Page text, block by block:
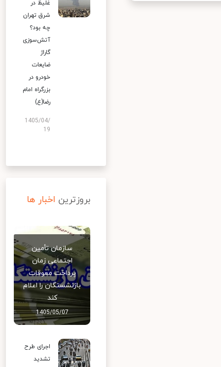
غلیظ در
شرق تهران
چه بود؟
آتش‌سوزی
گاراژ
ضایعات
خودرو در
بزرگراه امام
رضا(ع)
1405/04/
19
بروزترین اخبار ها
سازمان تأمین
اجتماعی زمان
پرداخت معوقات
بازنشستگان را اعلام
کند
1405/05/07
اجرای طرح
تشدید